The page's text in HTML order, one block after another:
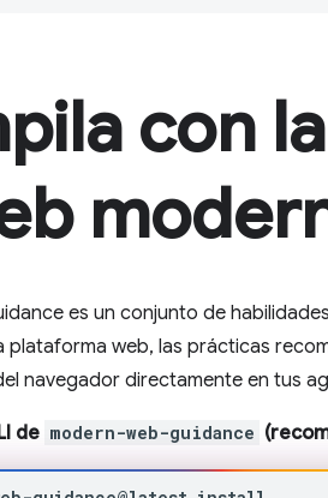
con
es un conjunto de
plataforma web, las prácticas
navegador directamente en tus
de modern-web-guidance